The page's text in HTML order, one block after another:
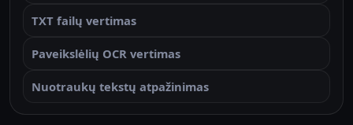
TXT failų vertimas
Paveikslėlių OCR vertimas
Nuotraukų tekstų atpažinimas